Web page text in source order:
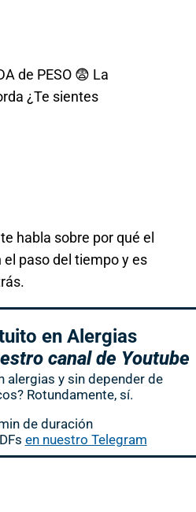
habla sobre por qué el
paso del tiempo y es
en Alergias
canal de Youtube
alergias y sin depender de
Rotundamente, sí.
de duración
en nuestro Telegram